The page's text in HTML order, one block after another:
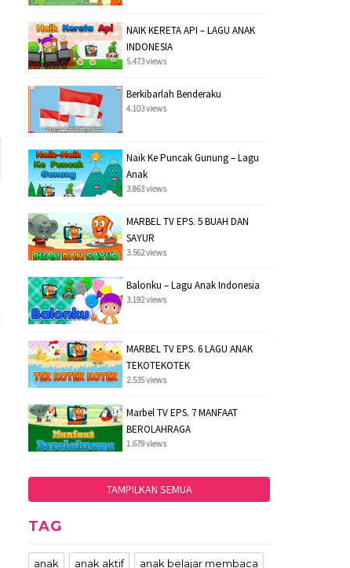
NAIK KERETA API – LAGU ANAK
INDONESIA
5.473 views
Berkibarlah Benderaku
4.103 views
Naik Ke Puncak Gunung – Lagu
Anak
3.863 views
MARBEL TV EPS. 5 BUAH DAN
SAYUR
3.562 views
Balonku – Lagu Anak Indonesia
3.192 views
MARBEL TV EPS. 6 LAGU ANAK
TEKOTEKOTEK
2.535 views
Marbel TV EPS. 7 MANFAAT
BEROLAHRAGA
1.679 views
TAMPILKAN SEMUA
TAG
anak anak aktif anak belajar membaca